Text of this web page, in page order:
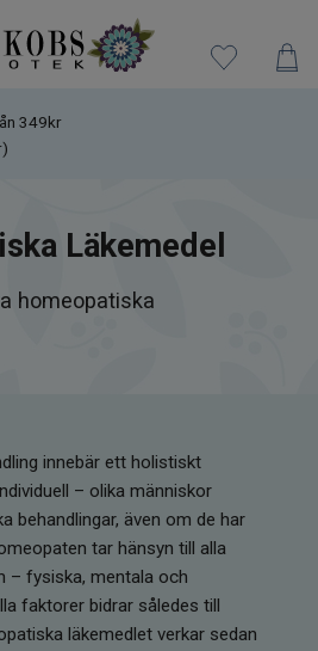
349kr
Läkemedel
homeopatiska
innebär ett holistiskt
– olika människor
behandlingar, även om de har
tar hänsyn till alla
– fysiska, mentala och
faktorer bidrar således till
läkemedlet verkar sedan